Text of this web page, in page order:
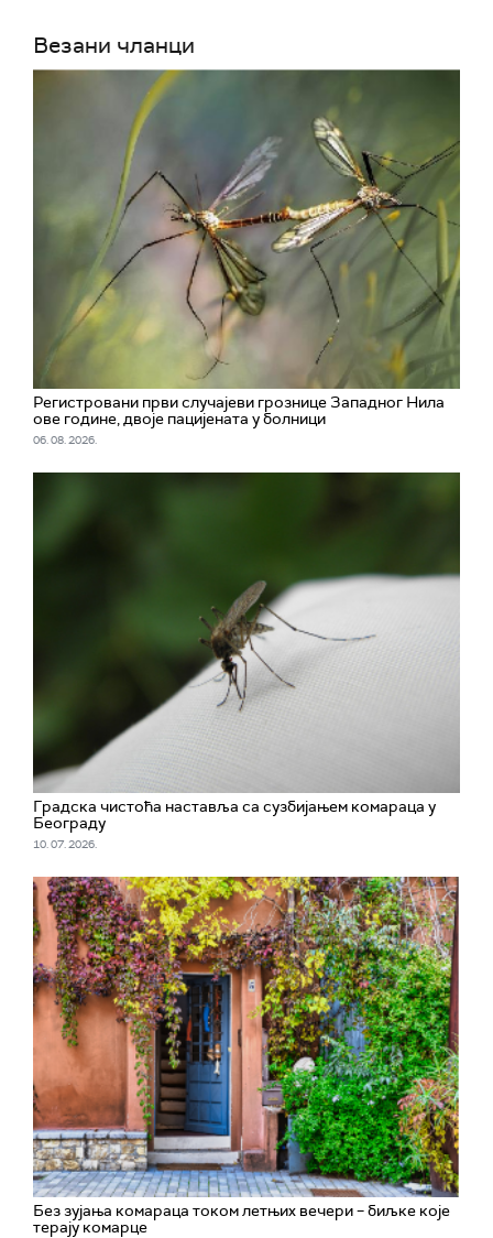
Везани чланци
Регистровани први случајеви грознице Западног Нила
ове године, двоје пацијената у болници
06. 08. 2026.
Градска чистоћа наставља са сузбијањем комараца у
Београду
10. 07. 2026.
Без зујања комараца током летњих вечери – биљке које
терају комарце